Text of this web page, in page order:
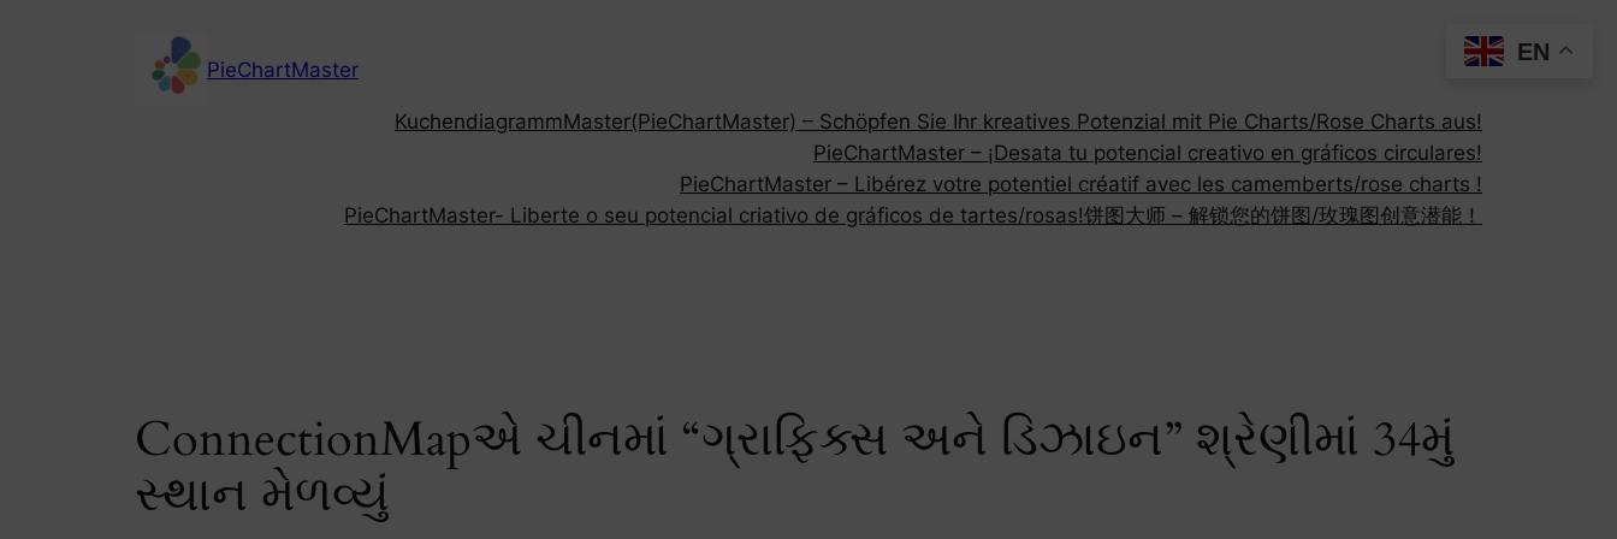
PieChartMaster
KuchendiagrammMaster(PieChartMaster) – Schöpfen Sie Ihr kreatives Potenzial mit Pie Charts/Rose Charts aus!
PieChartMaster – ¡Desata tu potencial creativo en gráficos circulares!
PieChartMaster – Libérez votre potentiel créatif avec les camemberts/rose charts !
PieChartMaster- Liberte o seu potencial criativo de gráficos de tartes/rosas!饼图大师 – 解锁您的饼图/玫瑰图创意潜能！
ConnectionMapએ ચીનમાં “ગ્રાફિક્સ અને ડિઝાઇન” શ્રેણીમાં 34મું
સ્થાન મેળવ્યું
EN